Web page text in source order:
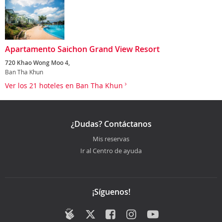
Apartamento Saichon Grand View Resort
720 Khao Wong Moo 4,
Ban Tha Khun
Ver los 21 hoteles en Ban Tha Khun
¿Dudas? Contáctanos
Mis reservas
Ir al Centro de ayuda
¡Síguenos!